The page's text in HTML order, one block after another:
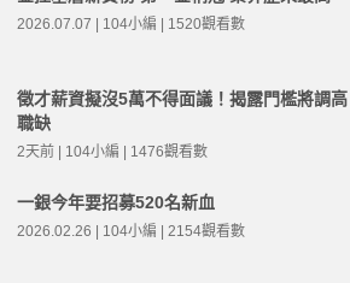
2026.07.07 | 104小編 | 1520觀看數
徵才薪資擬沒5萬不得面議！揭露門檻將調
職缺
2天前 | 104小編 | 1476觀看數
一銀今年要招募520名新血
2026.02.26 | 104小編 | 2154觀看數